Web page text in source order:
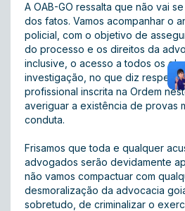
A OAB-GO ressalta que não vai
dos fatos. Vamos acompanhar o
policial, com o objetivo de
do processo e os direitos da
inclusive, o acesso a todos os
investigação, no que diz respeito
profissional inscrita na Ordem
averiguar a existência de provas
conduta.
Frisamos que toda e qualquer
advogados serão devidamente
não vamos compactuar com
desmoralização da advocacia
sobretudo, de criminalizar o